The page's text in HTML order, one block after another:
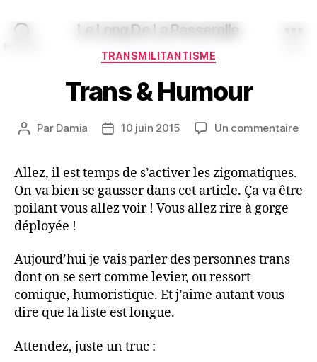
Le Long De La Passerelle
Catégories
TRANSMILITANTISME
Trans & Humour
Auteur
Par Damia
Date10 juin 2015 Un commentairesur
Allez, il est temps de s’activer les zigomatiques.
On va bien se gausser dans cet article. Ça va être
poilant vous allez voir ! Vous allez rire à gorge
déployée !
Aujourd’hui je vais parler des personnes trans
dont on se sert comme levier, ou ressort
comique, humoristique. Et j’aime autant vous
dire que la liste est longue.
Attendez, juste un truc :